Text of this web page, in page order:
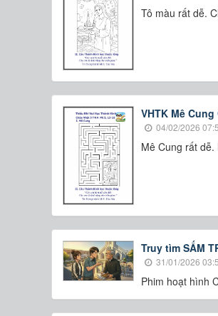
Tô màu rất dễ.
VHTK Mê Cung
04/02/2026
Mê Cung rất
Truy tìm SẤM
31/01/2026
Phim hoạt hình